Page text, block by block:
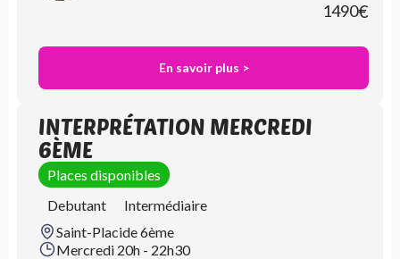
1490€
En savoir plus >
INTERPRÉTATION MERCREDI
6ÈME
Places disponibles
Debutant
Intermédiaire
Saint-Placide 6ème
Mercredi 20h - 22h30